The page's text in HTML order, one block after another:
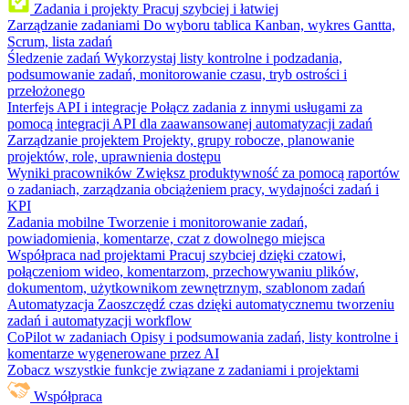
Zadania i projekty Pracuj szybciej i łatwiej
Zarządzanie zadaniami Do wyboru tablica Kanban, wykres Gantta,
Scrum, lista zadań
Śledzenie zadań Wykorzystaj listy kontrolne i podzadania,
podsumowanie zadań, monitorowanie czasu, tryb ostrości i
przełożonego
Interfejs API i integracje Połącz zadania z innymi usługami za
pomocą integracji API dla zaawansowanej automatyzacji zadań
Zarządzanie projektem Projekty, grupy robocze, planowanie
projektów, role, uprawnienia dostępu
Wyniki pracowników Zwiększ produktywność za pomocą raportów
o zadaniach, zarządzania obciążeniem pracy, wydajności zadań i
KPI
Zadania mobilne Tworzenie i monitorowanie zadań,
powiadomienia, komentarze, czat z dowolnego miejsca
Współpraca nad projektami Pracuj szybciej dzięki czatowi,
połączeniom wideo, komentarzom, przechowywaniu plików,
dokumentom, użytkownikom zewnętrznym, szablonom zadań
Automatyzacja Zaoszczędź czas dzięki automatycznemu tworzeniu
zadań i automatyzacji workflow
CoPilot w zadaniach Opisy i podsumowania zadań, listy kontrolne i
komentarze wygenerowane przez AI
Zobacz wszystkie funkcje związane z zadaniami i projektami
Współpraca